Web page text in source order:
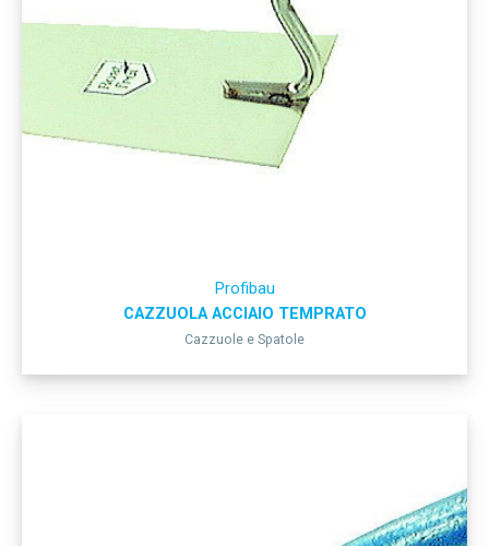
Profibau
CAZZUOLA ACCIAIO TEMPRATO
Cazzuole e Spatole